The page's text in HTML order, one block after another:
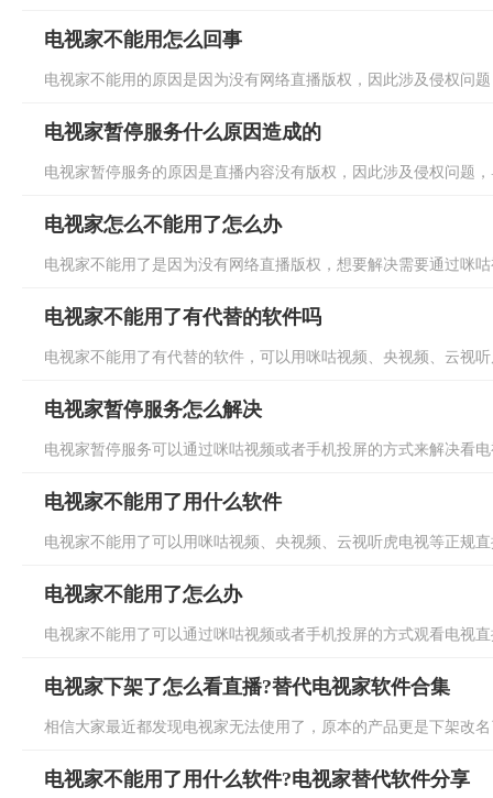
电视家不能用怎么回事
电视家不能用的原因是因为没有网络直播版权，因此涉及侵权问
电视家暂停服务什么原因造成的
电视家暂停服务的原因是直播内容没有版权，因此涉及侵权问题
电视家怎么不能用了怎么办
电视家不能用了是因为没有网络直播版权，想要解决需要通过咪
电视家不能用了有代替的软件吗
电视家不能用了有代替的软件，可以用咪咕视频、央视频、云视
电视家暂停服务怎么解决
电视家暂停服务可以通过咪咕视频或者手机投屏的方式来解决看
电视家不能用了用什么软件
电视家不能用了可以用咪咕视频、央视频、云视听虎电视等正规
电视家不能用了怎么办
电视家不能用了可以通过咪咕视频或者手机投屏的方式观看电视
电视家下架了怎么看直播?替代电视家软件合集
相信大家最近都发现电视家无法使用了，原本的产品更是下架改
电视家不能用了用什么软件?电视家替代软件分享